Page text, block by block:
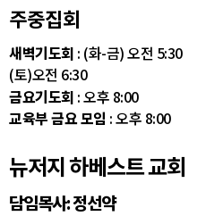
주중집회
새벽기도회 : (화-금) 오전 5:30
(토)오전 6:30
금요기도회 : 오후 8:00
교육부 금요 모임 : 오후 8:00
뉴저지 하베스트 교회
담임목사: 정선약